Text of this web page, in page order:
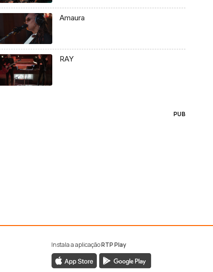
Amaura
RAY
PUB
Instala a aplicaçãoRTP Play